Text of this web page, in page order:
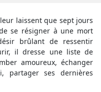
laissent que sept jours
se résigner à une mort
brûlant de ressentir
il dresse une liste de
amoureux, échanger
partager ses dernières